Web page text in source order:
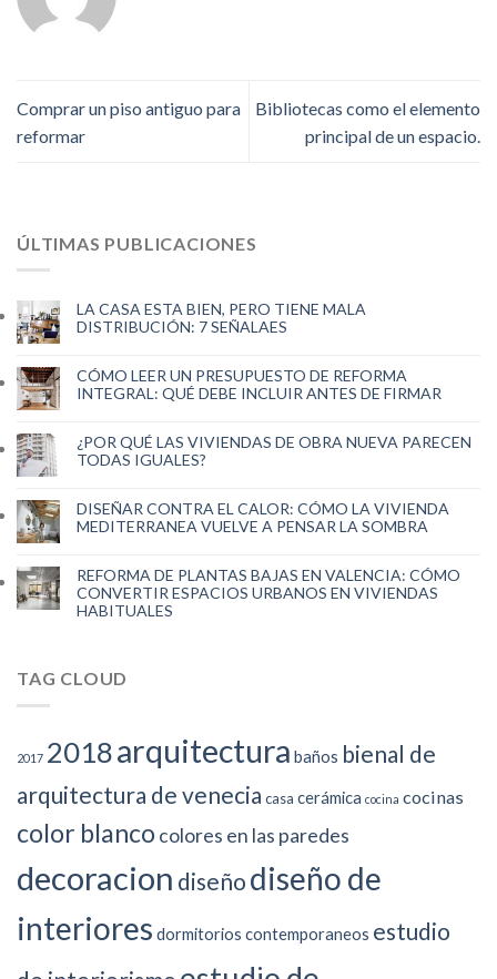
Comprar un piso antiguo para
reformar
Bibliotecas como el elemento
principal de un espacio.
ÚLTIMAS PUBLICACIONES
LA CASA ESTA BIEN, PERO TIENE MALA
DISTRIBUCIÓN: 7 SEÑALAES
CÓMO LEER UN PRESUPUESTO DE REFORMA
INTEGRAL: QUÉ DEBE INCLUIR ANTES DE FIRMAR
¿POR QUÉ LAS VIVIENDAS DE OBRA NUEVA PARECEN
TODAS IGUALES?
DISEÑAR CONTRA EL CALOR: CÓMO LA VIVIENDA
MEDITERRANEA VUELVE A PENSAR LA SOMBRA
REFORMA DE PLANTAS BAJAS EN VALENCIA: CÓMO
CONVERTIR ESPACIOS URBANOS EN VIVIENDAS
HABITUALES
TAG CLOUD
2017 2018arquitectura baños bienal de
arquitectura de venecia casa cerámica cocina cocinas
color blanco colores en las paredes
decoracion diseño diseño de
interiores dormitorios contemporaneos estudio